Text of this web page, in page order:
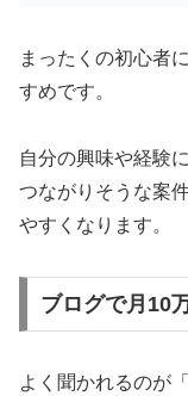
まったくの初心者
すめです。
自分の興味や経験
つながりそうな案
やすくなります。
ブログで月10
よく聞かれるのが